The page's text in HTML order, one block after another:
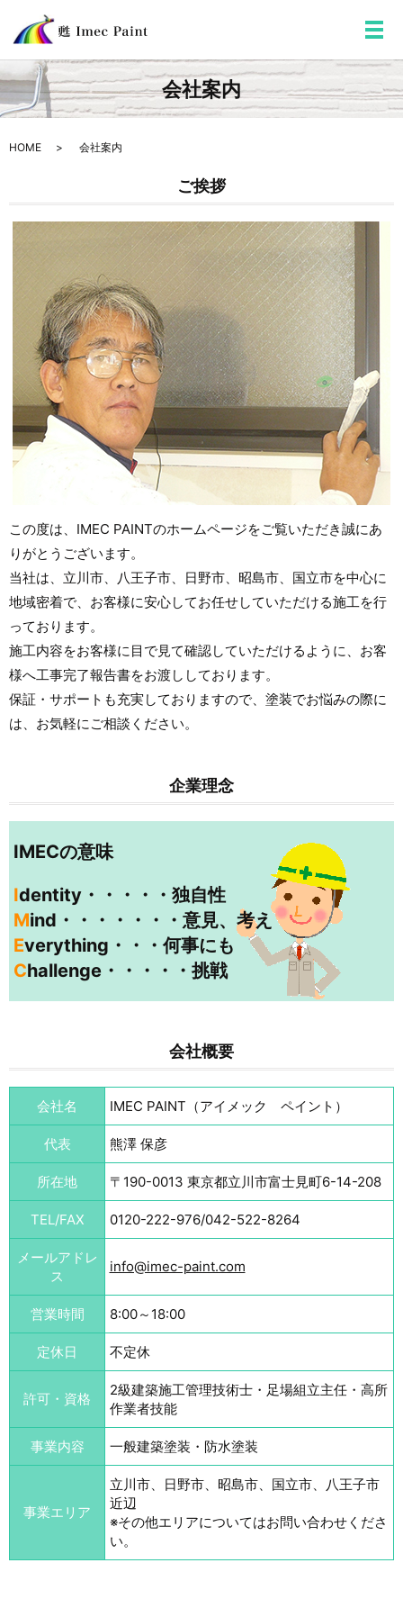
メ
会社案内
HOME 会社案内
ご挨拶
この度は、IMEC PAINTのホームページをご覧いただき誠にあ
りがとうございます。
当社は、立川市、八王子市、日野市、昭島市、国立市を中心に
地域密着で、お客様に安心してお任せしていただける施工を行
っております。
施工内容をお客様に目で見て確認していただけるように、お客
様へ工事完了報告書をお渡ししております。
保証・サポートも充実しておりますので、塗装でお悩みの際に
は、お気軽にご相談ください。
企業理念
IMECの意味
Identity・・・・・独自性
Mind・・・・・・・意見、考え
Everything・・・何事にも
Challenge・・・・・挑戦
会社概要
会社名 IMEC PAINT（アイメック ペイント）
代表 熊澤 保彦
所在地 〒190-0013 東京都立川市富士見町6-14-208
TEL/FAX 0120-222-976/042-522-8264
メールアドレ
ス
info@imec-paint.com
営業時間 8:00～18:00
定休日 不定休
許可・資格
2級建築施工管理技術士・足場組立主任・高所
作業者技能
事業内容 一般建築塗装・防水塗装
事業エリア
立川市、日野市、昭島市、国立市、八王子市
近辺
※その他エリアについてはお問い合わせくださ
い。